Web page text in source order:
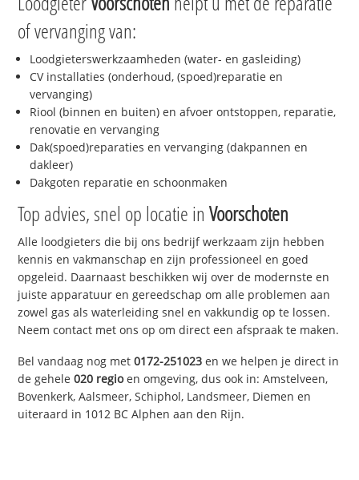
of vervanging van:
Loodgieterswerkzaamheden (water- en gasleiding)
CV installaties (onderhoud, (spoed)reparatie en
vervanging)
Riool (binnen en buiten) en afvoer ontstoppen, reparatie,
renovatie en vervanging
Dak(spoed)reparaties en vervanging (dakpannen en
dakleer)
Dakgoten reparatie en schoonmaken
Top advies, snel op locatie inVoorschoten
Alle loodgieters die bij ons bedrijf werkzaam zijn hebben
kennis en vakmanschap en zijn professioneel en goed
opgeleid. Daarnaast beschikken wij over de modernste en
juiste apparatuur en gereedschap om alle problemen aan
zowel gas als waterleiding snel en vakkundig op te lossen.
Neem contact met ons op om direct een afspraak te maken.
Bel vandaag nog met0172-251023 en we helpen je direct in
de gehele020 regioen omgeving, dus ook in: Amstelveen,
Bovenkerk, Aalsmeer, Schiphol, Landsmeer, Diemen en
uiteraard in 1012 BC Alphen aan den Rijn.